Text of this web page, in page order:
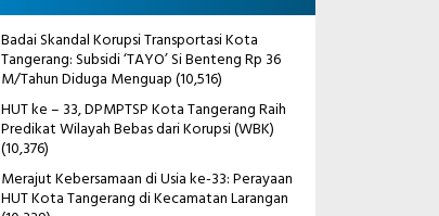
Badai Skandal Korupsi Transportasi Kota
Tangerang: Subsidi ‘TAYO’ Si Benteng Rp 36
M/Tahun Diduga Menguap(10,516)
HUT ke – 33, DPMPTSP Kota Tangerang Raih
Predikat Wilayah Bebas dari Korupsi (WBK)
(10,376)
Merajut Kebersamaan di Usia ke-33: Perayaan
HUT Kota Tangerang di Kecamatan Larangan